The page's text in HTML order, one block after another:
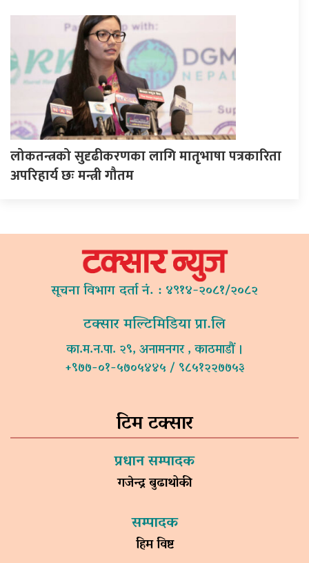
लोकतन्त्रको सुदृढीकरणका लागि मातृभाषा पत्रकारिता
अपरिहार्य छः मन्त्री गौतम
सूचना विभाग दर्ता नं. : ४९१४-२०८१/२०८२
टक्सार मल्टिमिडिया प्रा.लि
का.म.न.पा. २९, अनामनगर , काठमाडौं ।
+९७७-०१-५७०५४४५ / ९८५१२२७७५३
टिम टक्सार
प्रधान सम्पादक
गजेन्द्र बुढाथोकी
सम्पादक
हिम विष्ट